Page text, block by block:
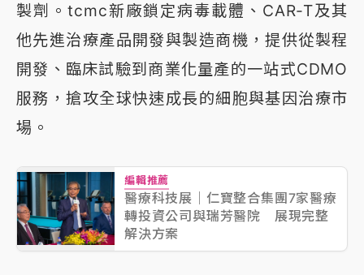
製劑。tcmc新廠鎖定病毒載體、CAR-T及其
他先進治療產品開發與製造商機，提供從製程
開發、臨床試驗到商業化量產的一站式CDMO
服務，搶攻全球快速成長的細胞與基因治療市
場。
編輯推薦
醫療科技展｜仁寶整合集團7家醫療
轉投資公司與瑞芳醫院 展現完整
解決方案